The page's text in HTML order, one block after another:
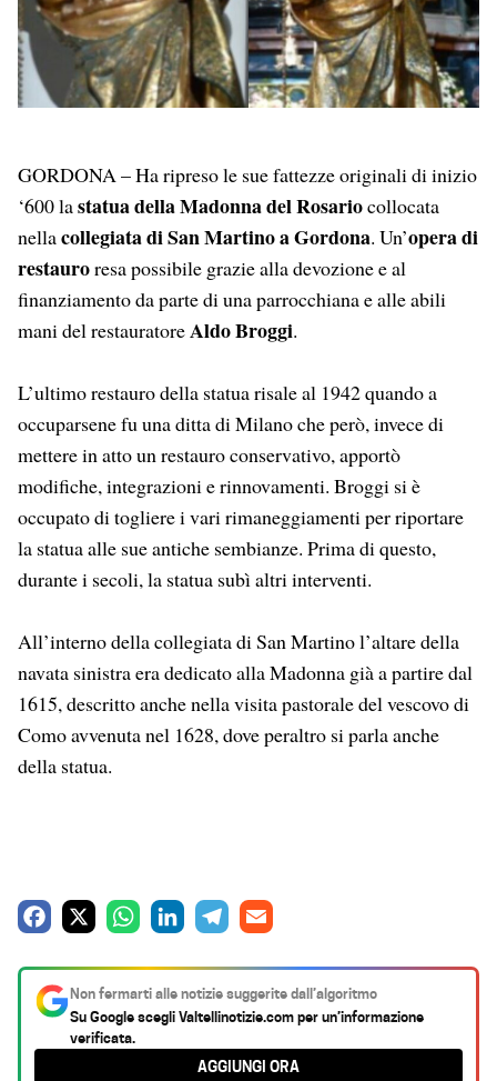
GORDONA – Ha ripreso le sue fattezze originali di inizio
‘600 lastatua della Madonna del Rosariocollocata
nellacollegiata di San Martino a Gordona. Un’opera di
restauroresa possibile grazie alla devozione e al
finanziamento da parte di una parrocchiana e alle abili
mani del restauratoreAldo Broggi.
L’ultimo restauro della statua risale al 1942 quando a
occuparsene fu una ditta di Milano che però, invece di
mettere in atto un restauro conservativo, apportò
modifiche, integrazioni e rinnovamenti. Broggi si è
occupato di togliere i vari rimaneggiamenti per riportare
la statua alle sue antiche sembianze. Prima di questo,
durante i secoli, la statua subì altri interventi.
All’interno della collegiata di San Martino l’altare della
navata sinistra era dedicato alla Madonna già a partire dal
1615, descritto anche nella visita pastorale del vescovo di
Como avvenuta nel 1628, dove peraltro si parla anche
della statua.
c
e
b
X
W
t
s
k
e
e
g
a
i
l
Non fermarti alle notizie suggerite dall’algoritmo
Su Google scegliValtellinotizie.comper un’informazione
verificata.
AGGIUNGI ORA